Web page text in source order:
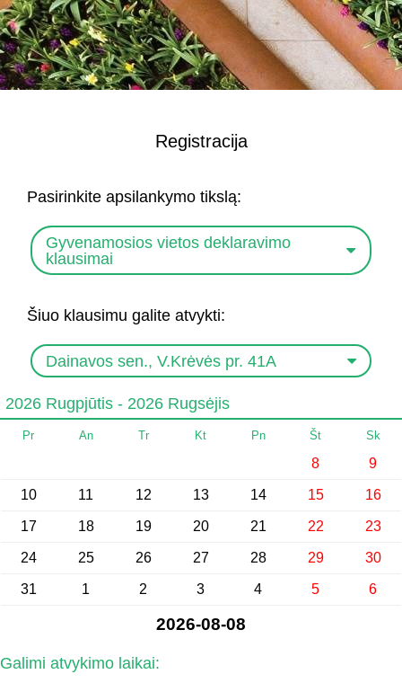
Registracija
Pasirinkite apsilankymo tikslą:
Gyvenamosios vietos deklaravimo
klausimai
Šiuo klausimu galite atvykti:
Dainavos sen., V.Krėvės pr. 41A
2026 Rugpjūtis - 2026 Rugsėjis
Pr An Tr Kt Pn Št Sk
8 9
10 11 12 13 14 15 16
17 18 19 20 21 22 23
24 25 26 27 28 29 30
31 1 2 3 4 5 6
2026-08-08
Galimi atvykimo laikai: